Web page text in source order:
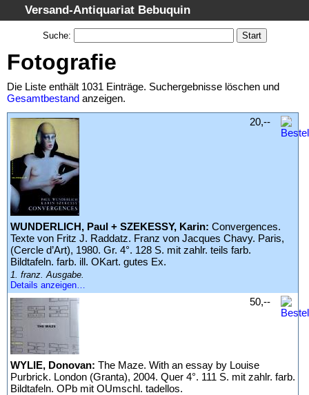
Versand-Antiquariat Bebuquin
Startseite
Suche
Schlagwörter
Suchergebnisse
Warenkorb
AGB
Widerruf
Datenschutz
Impressum
Suche:
Fotografie
Die Liste enthält 1031 Einträge. Suchergebnisse löschen und
Gesamtbestand anzeigen.
WUNDERLICH, Paul + SZEKESSY, Karin: Convergences.
Texte von Fritz J. Raddatz. Franz von Jacques Chavy. Paris,
(Cercle d’Art), 1980. Gr. 4°. 128 S. mit zahlr. teils farb.
Bildtafeln. farb. ill. OKart. gutes Ex.
1. franz. Ausgabe.
Details anzeigen…
20,--
WYLIE, Donovan: The Maze. With an essay by Louise
Purbrick. London (Granta), 2004. Quer 4°. 111 S. mit zahlr. farb.
Bildtafeln. OPb mit OUmschl. tadellos.
50,--